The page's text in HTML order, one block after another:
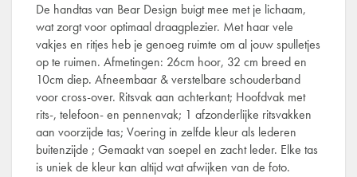
De handtas van Bear Design buigt mee met je lichaam,
wat zorgt voor optimaal draagplezier. Met haar vele
vakjes en ritjes heb je genoeg ruimte om al jouw spulletjes
op te ruimen. Afmetingen: 26cm hoor, 32 cm breed en
10cm diep. Afneembaar & verstelbare schouderband
voor cross-over. Ritsvak aan achterkant; Hoofdvak met
rits-, telefoon- en pennenvak; 1 afzonderlijke ritsvakken
aan voorzijde tas; Voering in zelfde kleur als lederen
buitenzijde ; Gemaakt van soepel en zacht leder. Elke tas
is uniek de kleur kan altijd wat afwijken van de foto.